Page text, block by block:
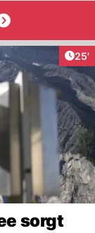
25'
sorgt